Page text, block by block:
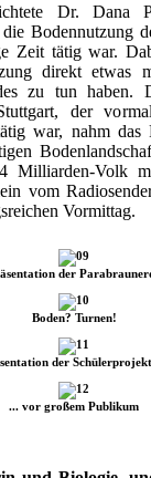
Dr. Dana
Bodennutzung
Zeit tätig war.
direkt etwas
zu tun
der
war, nahm das
Milliarden-Volk
vom
Vormittag.
der
Boden? Turnen!
der
... vor großem Publikum